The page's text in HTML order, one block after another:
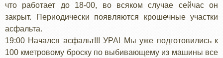
что работает до 18-00, во всяком случае сейчас он
закрыт. Периодически появляются крошечные участки
асфальта.
19:00 Начался асфальт!!! УРА! Мы уже подготовились к
100 кметровому броску по выбивающему из машины все